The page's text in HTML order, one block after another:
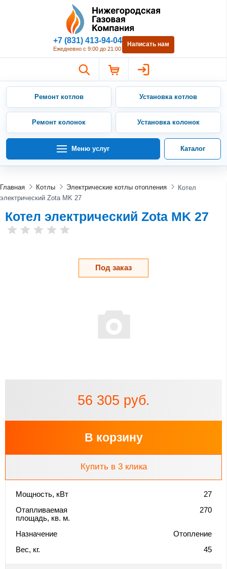
Нижегородская Газовая
+7 (831) 413-94-04
Ежедневно с 9:00 до 21:00
Написать нам
Ремонт котлов Установка котлов
Ремонт колонок Установка колонок
Меню услуг Каталог
Главная Котлы Электрические котлы отопления
Котел
электрический Zota MK 27
Котел электрический Zota MK 27
Под заказ
56 305 руб.
В корзину
Купить в 3 клика
Мощность, кВт
27
Отапливаемая
площадь, кв. м.
270
Назначение
Отопление
Вес, кг.
45